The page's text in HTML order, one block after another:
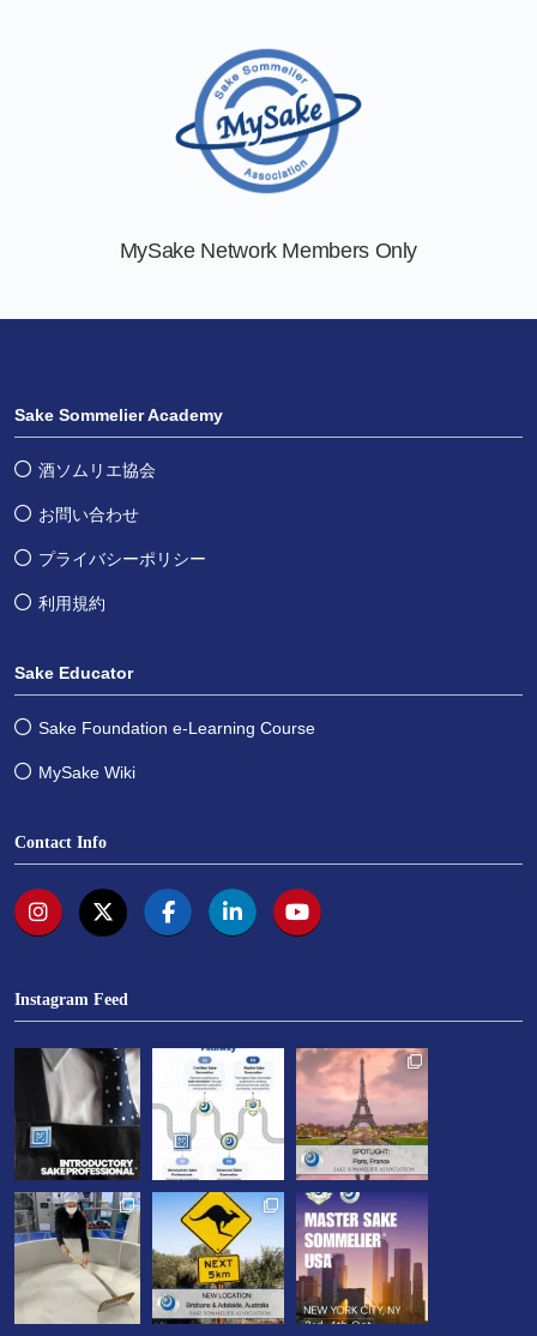
MySake Network Members Only
Sake Sommelier Academy
酒ソムリエ協会
お問い合わせ
プライバシーポリシー
利用規約
Sake Educator
Sake Foundation e-Learning Course
MySake Wiki
Contact Info
Instagram Feed